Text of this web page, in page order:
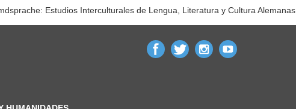
Estudios Interculturales de Lengua, Literatura y Cultura Alemanas